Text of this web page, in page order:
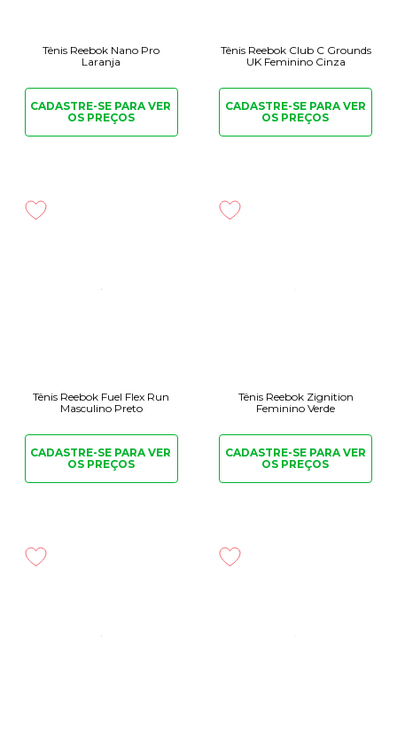
Tênis Reebok Nano Pro
Laranja
CADASTRE-SE PARAVER
OS PREÇOS
Tênis Reebok Club C Grounds
UK Feminino Cinza
CADASTRE-SE PARAVER
OS PREÇOS
Tênis Reebok Fuel Flex Run
Masculino Preto
CADASTRE-SE PARAVER
OS PREÇOS
Tênis Reebok Zignition
Feminino Verde
CADASTRE-SE PARAVER
OS PREÇOS